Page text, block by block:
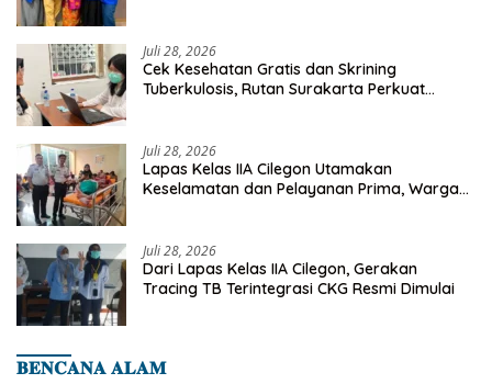
Juli 28, 2026
Cek Kesehatan Gratis dan Skrining
Tuberkulosis, Rutan Surakarta Perkuat
Juli 28, 2026
Lapas Kelas IIA Cilegon Utamakan
Keselamatan dan Pelayanan Prima, Warga
Juli 28, 2026
Dari Lapas Kelas IIA Cilegon, Gerakan
Tracing TB Terintegrasi CKG Resmi Dimulai
𝐁𝐄𝐍𝐂𝐀𝐍𝐀 𝐀𝐋𝐀𝐌